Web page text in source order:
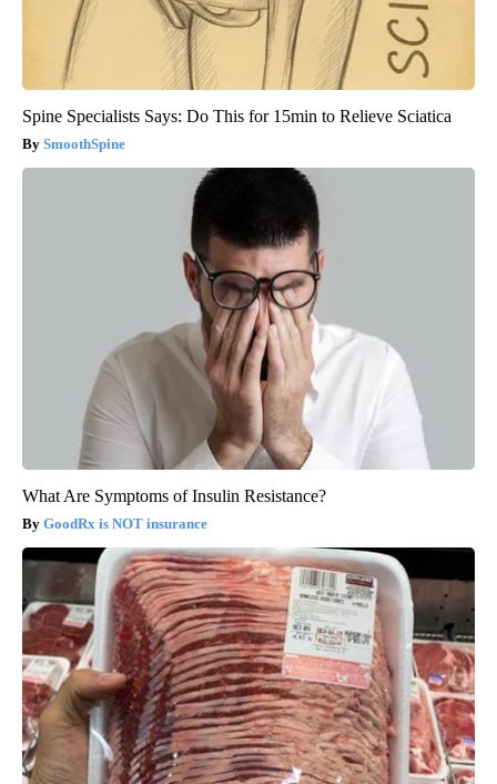
Spine Specialists Says: Do This for 15min to Relieve Sciatica
SmoothSpine
What Are Symptoms of Insulin Resistance?
GoodRx is NOT insurance